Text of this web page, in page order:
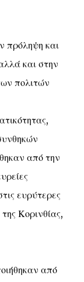
πρόληψη και
και στην
πολιτών
από την
ευρύτερες
Κορινθίας,
από